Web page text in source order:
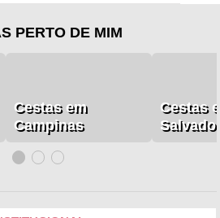
PERTO DE MIM
Cestas em
Campinas
Cestas